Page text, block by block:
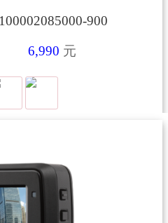
900
6,990 元